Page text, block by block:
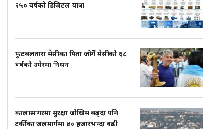
२५० वर्षको डिजिटल यात्रा
फुटबलतारा मेसीका पिता जोर्गे मेसीको ६८
वर्षको उमेरमा निधन
कालासागरमा सुरक्षा जोखिम बढ्दा पनि
टर्कीका जलमार्गमा ४० हजारभन्दा बढी